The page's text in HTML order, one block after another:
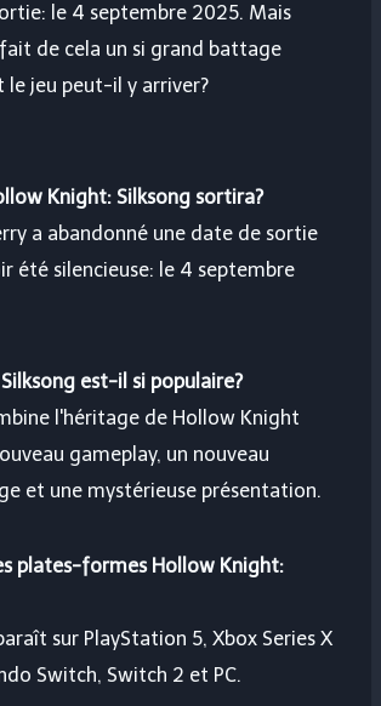
le 4 septembre 2025. Mais
de cela un si grand battage
jeu peut-il y arriver?
Knight: Silksong sortira?
a abandonné une date de sortie
été silencieuse: le 4 septembre
est-il si populaire?
l'héritage de Hollow Knight
gameplay, un nouveau
et une mystérieuse présentation.
plates-formes Hollow Knight:
sur PlayStation 5, Xbox Series X
Switch, Switch 2 et PC.